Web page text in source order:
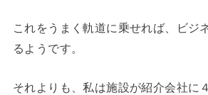
これをうまく軌道に乗せれば、ビジ
るようです。
それよりも、私は施設が紹介会社に